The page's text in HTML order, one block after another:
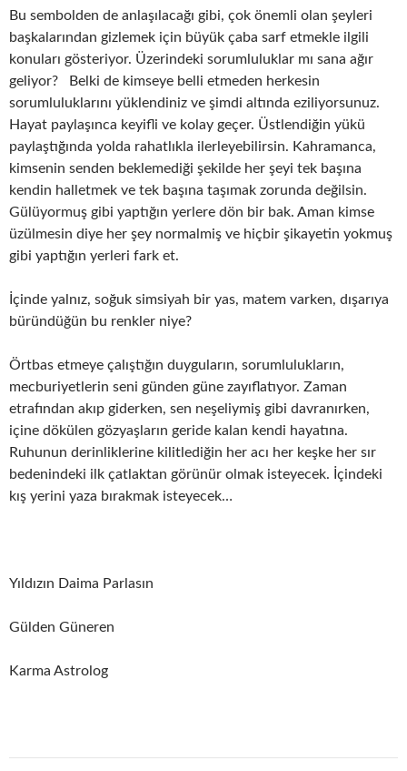
Bu sembolden de anlaşılacağı gibi, çok önemli olan şeyleri
başkalarından gizlemek için büyük çaba sarf etmekle ilgili
konuları gösteriyor. Üzerindeki sorumluluklar mı sana ağır
geliyor? Belki de kimseye belli etmeden herkesin
sorumluluklarını yüklendiniz ve şimdi altında eziliyorsunuz.
Hayat paylaşınca keyifli ve kolay geçer. Üstlendiğin yükü
paylaştığında yolda rahatlıkla ilerleyebilirsin. Kahramanca,
kimsenin senden beklemediği şekilde her şeyi tek başına
kendin halletmek ve tek başına taşımak zorunda değilsin.
Gülüyormuş gibi yaptığın yerlere dön bir bak. Aman kimse
üzülmesin diye her şey normalmiş ve hiçbir şikayetin yokmuş
gibi yaptığın yerleri fark et.
İçinde yalnız, soğuk simsiyah bir yas, matem varken, dışarıya
büründüğün bu renkler niye?
Örtbas etmeye çalıştığın duyguların, sorumlulukların,
mecburiyetlerin seni günden güne zayıflatıyor. Zaman
etrafından akıp giderken, sen neşeliymiş gibi davranırken,
içine dökülen gözyaşların geride kalan kendi hayatına.
Ruhunun derinliklerine kilitlediğin her acı her keşke her sır
bedenindeki ilk çatlaktan görünür olmak isteyecek. İçindeki
kış yerini yaza bırakmak isteyecek…
Yıldızın Daima Parlasın
Gülden Güneren
Karma Astrolog